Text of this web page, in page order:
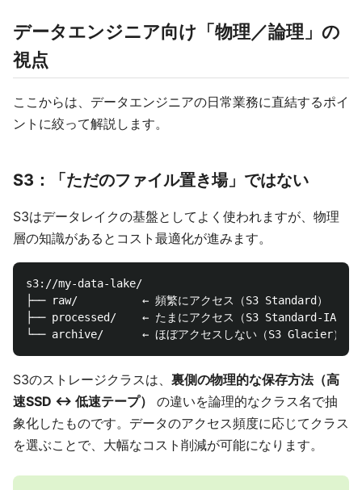
データエンジニア向け「物理／論理」の
視点
ここからは、データエンジニアの日常業務に直結するポイ
ントに絞って解説します。
S3：「ただのファイル置き場」ではない
S3はデータレイクの基盤としてよく使われますが、物理
層の知識があるとコスト最適化が進みます。
s3://my-data-lake/
├── raw/          ← 頻繁にアクセス（S3 Standard）
├── processed/    ← たまにアクセス（S3 Standard-IA）
S3のストレージクラスは、 裏側の物理的な保存方法（高
速SSD ↔ 低速テープ）
の違いを論理的なクラス名で抽
象化したものです。データのアクセス頻度に応じてクラス
を選ぶことで、大幅なコスト削減が可能になります。